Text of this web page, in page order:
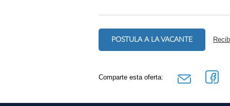
POSTULA A LA VACANTE
Comparte esta oferta: